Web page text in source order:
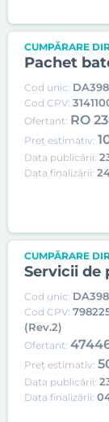
CUMPĂRARE
Pachet
Cod unic:
Cod CPV:
Ofertant: RO
Preț estimativ:
Data publicării:
Data finalizării:
CUMPĂRARE
Servicii de
Cod unic:
Cod CPV:
(Rev.2)
Ofertant:
Preț estimativ:
Data publicării:
Data finalizării: